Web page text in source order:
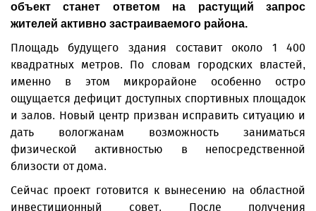
объект станет ответом на растущий запрос
жителей активно застраиваемого района.
Площадь будущего здания составит около 1 400
квадратных метров. По словам городских властей,
именно в этом микрорайоне особенно остро
ощущается дефицит доступных спортивных площадок
и залов. Новый центр призван исправить ситуацию и
дать вологжанам возможность заниматься
физической активностью в непосредственной
близости от дома.
Сейчас проект готовится к вынесению на областной
инвестиционный совет. После получения